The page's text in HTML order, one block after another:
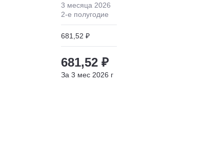
3 месяца 2026
2-е полугодие
681,52 ₽
681,52 ₽
За 3 мес 2026 г